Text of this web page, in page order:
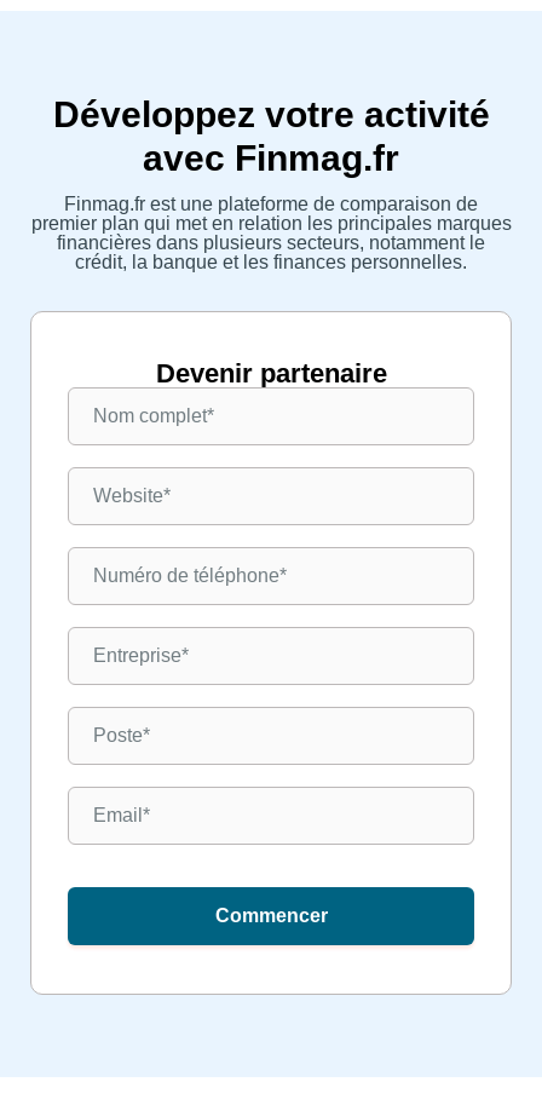
Développez votre activité
avec Finmag.fr
Finmag.fr est une plateforme de comparaison de
premier plan qui met en relation les principales marques
financières dans plusieurs secteurs, notamment le
crédit, la banque et les finances personnelles.
Devenir partenaire
Commencer